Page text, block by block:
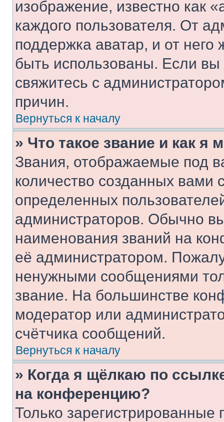
изображение, известно как
каждого пользователя. От
поддержка аватар, и от него
быть использованы. Если
свяжитесь с
причин.
Вернуться к началу
» Что такое звание и как я
Звания, отображаемые под
количество созданных
определенных
администраторов. Обычно
наименования званий на
её администратором.
ненужными сообщениями
звание. На большинстве
модератор или
счётчика сообщений.
Вернуться к началу
» Когда я щёлкаю по
на конференцию?
Только зарегистрированные